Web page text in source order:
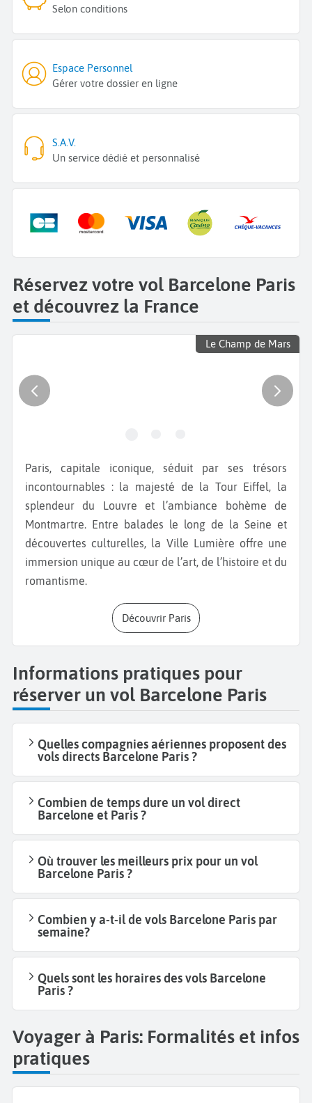
Selon conditions
Espace Personnel
Gérer votre dossier en ligne
S.A.V.
Un service dédié et personnalisé
Réservez votre vol Barcelone Paris
et découvrez la France
Le Champ de Mars
Paris, capitale iconique, séduit par ses trésors
incontournables : la majesté de la Tour Eiffel, la
splendeur du Louvre et l’ambiance bohème de
Montmartre. Entre balades le long de la Seine et
découvertes culturelles, la Ville Lumière offre une
immersion unique au cœur de l’art, de l’histoire et du
romantisme.
Découvrir Paris
Informations pratiques pour
réserver un vol Barcelone Paris
Quelles compagnies aériennes proposent des
vols directs Barcelone Paris ?
Combien de temps dure un vol direct
Barcelone et Paris ?
Où trouver les meilleurs prix pour un vol
Barcelone Paris ?
Combien y a-t-il de vols Barcelone Paris par
semaine?
Quels sont les horaires des vols Barcelone
Paris ?
Voyager à Paris: Formalités et infos
pratiques